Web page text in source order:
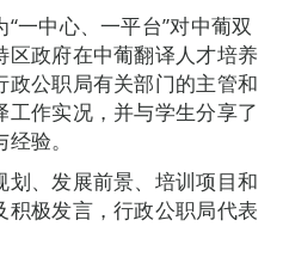
一中心、一平台”对中葡双
政府在中葡翻译人才培养
公职局有关部门的主管和
工作实况，并与学生分享了
验。
、发展前景、培训项目和
极发言，行政公职局代表